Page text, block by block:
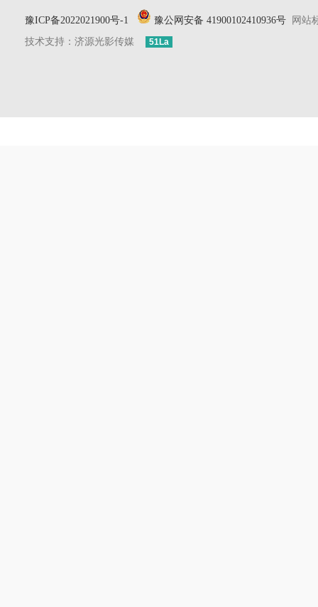
豫ICP备2022021900号-1 豫公网安备 41900102410936号 网站
技术支持：济源光影传媒
51La